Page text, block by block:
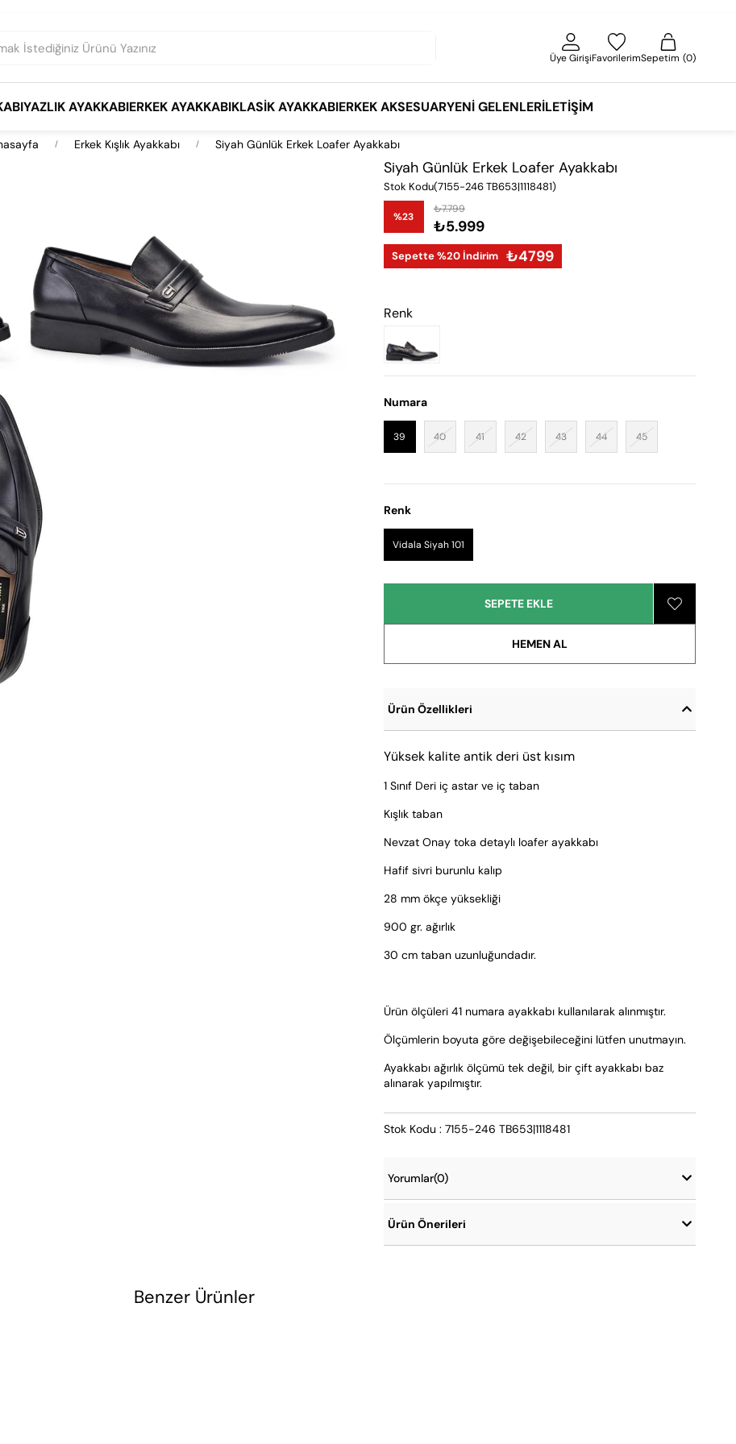
Üye GirişiFavorilerimSepetim 0
YAZLIK AYAKKABIERKEK AYAKKABIKLASIK AYAKKABIERKEK AKSESUARYENI GELENLERİLETIŞIM
Erkek Kışlık Ayakkabı Siyah Günlük Erkek Loafer Ayakkabı
Siyah Günlük Erkek Loafer Ayakkabı
Stok Kodu(7155-246 TB653|1118481)
%23
İndirim
₺7.799
₺5.999
Sepette %20 İndirim ₺4799
Renk
Numara
39 40 41 42 43 44 45
Renk
Vidala Siyah 101
Ürün Özellikleri
Yüksek kalite antik deri üst kısım
1 Sınıf Deri iç astar ve iç taban
Kışlık taban
Nevzat Onay toka detaylı loafer ayakkabı
Hafif sivri burunlu kalıp
28 mm ökçe yüksekliği
900 gr. ağırlık
30 cm taban uzunluğundadır.
Ürün ölçüleri 41 numara ayakkabı kullanılarak alınmıştır.
Ölçümlerin boyuta göre değişebileceğini lütfen unutmayın.
Ayakkabı ağırlık ölçümü tek değil, bir çift ayakkabı baz
alınarak yapılmıştır.
Stok Kodu : 7155-246 TB653|1118481
Yorumlar(0)
Ürün Önerileri
Benzer Ürünler